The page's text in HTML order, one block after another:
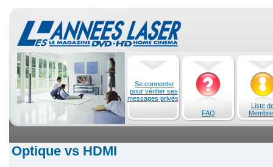
Se connecter
pour vérifier ses
messages privés
FAQ
Liste
Optique vs HDMI